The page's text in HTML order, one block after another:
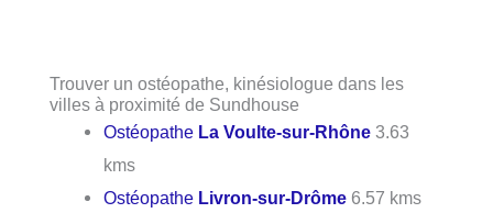
Trouver un ostéopathe, kinésiologue dans les
villes à proximité de Sundhouse
Ostéopathe La Voulte-sur-Rhône 3.63
kms
Ostéopathe Livron-sur-Drôme 6.57 kms